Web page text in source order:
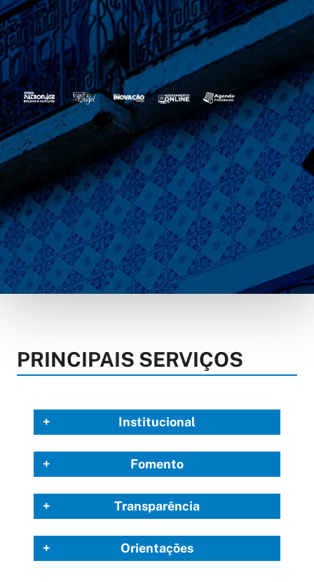
PRINCIPAIS SERVIÇOS
Institucional
Fomento
Transparência
Orientações